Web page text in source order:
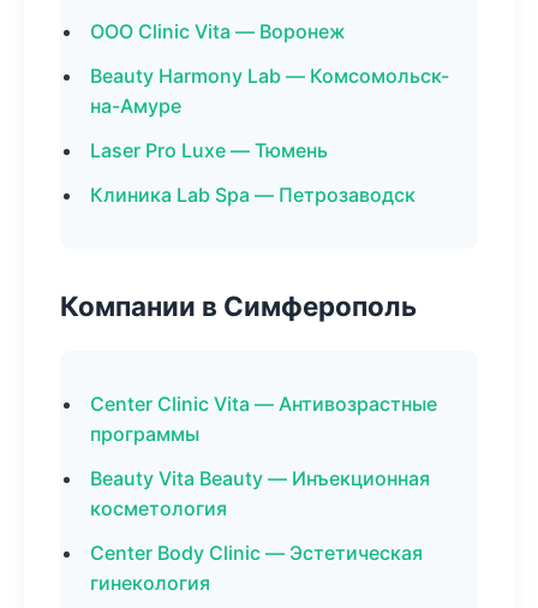
ООО Clinic Vita — Воронеж
Beauty Harmony Lab — Комсомольск-
на-Амуре
Laser Pro Luxe — Тюмень
Клиника Lab Spa — Петрозаводск
Компании в Симферополь
Center Clinic Vita — Антивозрастные
программы
Beauty Vita Beauty — Инъекционная
косметология
Center Body Clinic — Эстетическая
гинекология